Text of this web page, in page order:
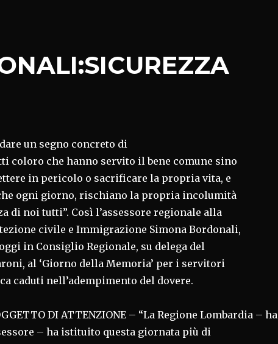
un segno concreto di
coloro che hanno servito il bene comune sino
in pericolo o sacrificare la propria vita, e
ogni giorno, rischiano la propria incolumità
di noi tutti”. Così l’assessore regionale alla
civile e Immigrazione Simona Bordonali,
in Consiglio Regionale, su delega del
al ‘Giorno della Memoria’ per i servitori
caduti nell’adempimento del dovere.
DI ATTENZIONE – “La Regione Lombardia – ha
– ha istituito questa giornata più di